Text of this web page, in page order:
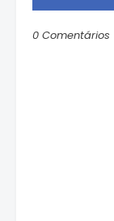
0 Comentários